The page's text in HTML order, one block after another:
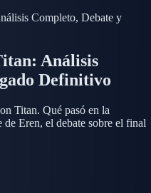
Completo, Debate y
Análisis
Definitivo
Titan. Qué pasó en la
de Eren, el debate sobre el final